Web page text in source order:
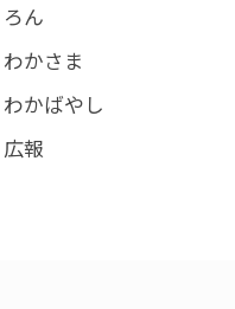
ろん
わかさま
わかばやし
広報